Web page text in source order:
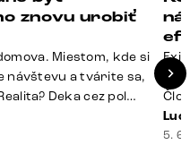
znovu urobiť
Miestom, kde si
návštevu a tvárite sa,
Deka cez pol
konferenčný stolík
účteniek po balzam
si
5.